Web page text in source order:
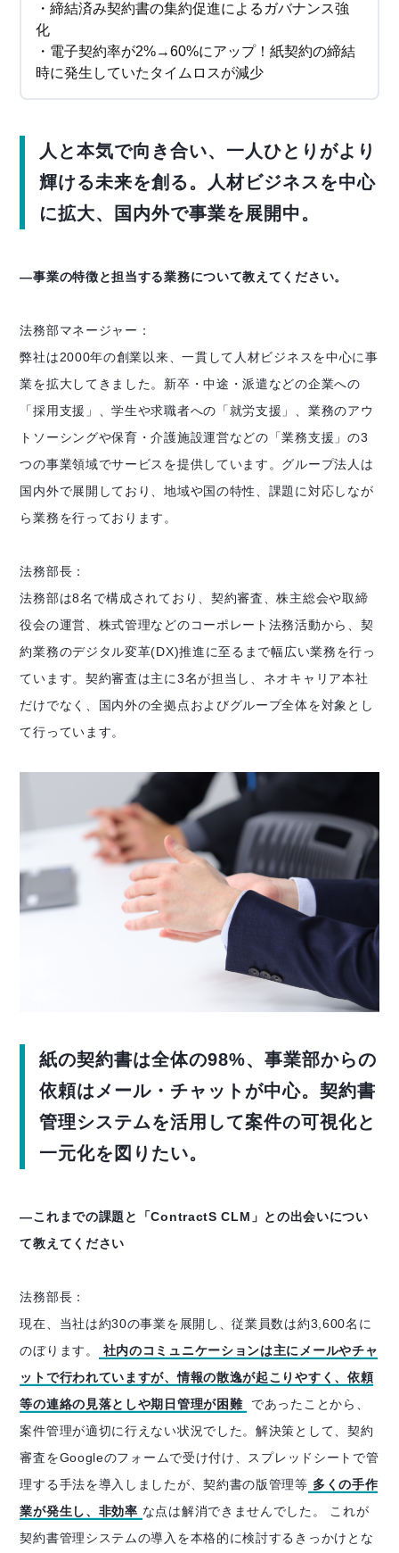
・締結済み契約書の集約促進によるガバナンス強
化
・電子契約率が2%→60%にアップ！紙契約の締結
時に発生していたタイムロスが減少
人と本気で向き合い、一人ひとりがより
輝ける未来を創る。人材ビジネスを中心
に拡大、国内外で事業を展開中。
―事業の特徴と担当する業務について教えてください。
法務部マネージャー：
弊社は2000年の創業以来、一貫して人材ビジネスを中心に事
業を拡大してきました。新卒・中途・派遣などの企業への
「採用支援」、学生や求職者への「就労支援」、業務のアウ
トソーシングや保育・介護施設運営などの「業務支援」の3
つの事業領域でサービスを提供しています。グループ法人は
国内外で展開しており、地域や国の特性、課題に対応しなが
ら業務を行っております。
法務部長：
法務部は8名で構成されており、契約審査、株主総会や取締
役会の運営、株式管理などのコーポレート法務活動から、契
約業務のデジタル変革(DX)推進に至るまで幅広い業務を行っ
ています。契約審査は主に3名が担当し、ネオキャリア本社
だけでなく、国内外の全拠点およびグループ全体を対象とし
て行っています。
紙の契約書は全体の98%、事業部からの
依頼はメール・チャットが中心。契約書
管理システムを活用して案件の可視化と
一元化を図りたい。
―これまでの課題と「ContractS CLM」との出会いについ
て教えてください
法務部長：
現在、当社は約30の事業を展開し、従業員数は約3,600名に
のぼります。
社内のコミュニケーションは主にメールやチャ
ットで行われていますが、情報の散逸が起こりやすく、依頼
等の連絡の見落としや期日管理が困難
であったことから、
案件管理が適切に行えない状況でした。解決策として、契約
審査をGoogleのフォームで受け付け、スプレッドシートで管
理する手法を導入しましたが、契約書の版管理等 多くの手作
業が発生し、非効率 な点は解消できませんでした。 これが
契約書管理システムの導入を本格的に検討するきっかけとな